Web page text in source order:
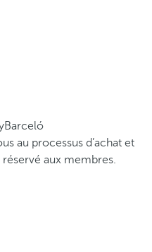
au processus d’achat et
aux membres.